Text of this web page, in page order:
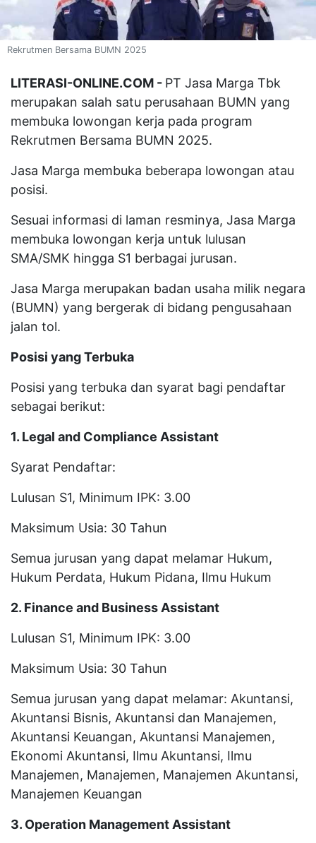
Rekrutmen Bersama BUMN 2025
LITERASI-ONLINE.COM - PT Jasa Marga Tbk
merupakan salah satu perusahaan BUMN yang
membuka lowongan kerja pada program
Rekrutmen Bersama BUMN 2025.
Jasa Marga membuka beberapa lowongan atau
posisi.
Sesuai informasi di laman resminya, Jasa Marga
membuka lowongan kerja untuk lulusan
SMA/SMK hingga S1 berbagai jurusan.
Jasa Marga merupakan badan usaha milik negara
(BUMN) yang bergerak di bidang pengusahaan
jalan tol.
Posisi yang Terbuka
Posisi yang terbuka dan syarat bagi pendaftar
sebagai berikut:
1. Legal and Compliance Assistant
Syarat Pendaftar:
Lulusan S1, Minimum IPK: 3.00
Maksimum Usia: 30 Tahun
Semua jurusan yang dapat melamar Hukum,
Hukum Perdata, Hukum Pidana, Ilmu Hukum
2. Finance and Business Assistant
Lulusan S1, Minimum IPK: 3.00
Maksimum Usia: 30 Tahun
Semua jurusan yang dapat melamar: Akuntansi,
Akuntansi Bisnis, Akuntansi dan Manajemen,
Akuntansi Keuangan, Akuntansi Manajemen,
Ekonomi Akuntansi, Ilmu Akuntansi, Ilmu
Manajemen, Manajemen, Manajemen Akuntansi,
Manajemen Keuangan
3. Operation Management Assistant